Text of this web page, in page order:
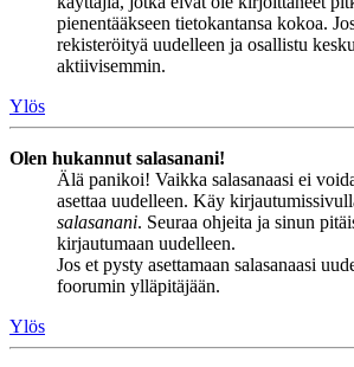
pienentääkseen tietokantansa kokoa.
rekisteröityä uudelleen ja osallistu
aktiivisemmin.
Ylös
Olen hukannut salasanani!
Älä panikoi! Vaikka salasanaasi ei
asettaa uudelleen. Käy
salasanani. Seuraa ohjeita ja sinun
kirjautumaan uudelleen.
Jos et pysty asettamaan salasanaasi
foorumin ylläpitäjään.
Ylös